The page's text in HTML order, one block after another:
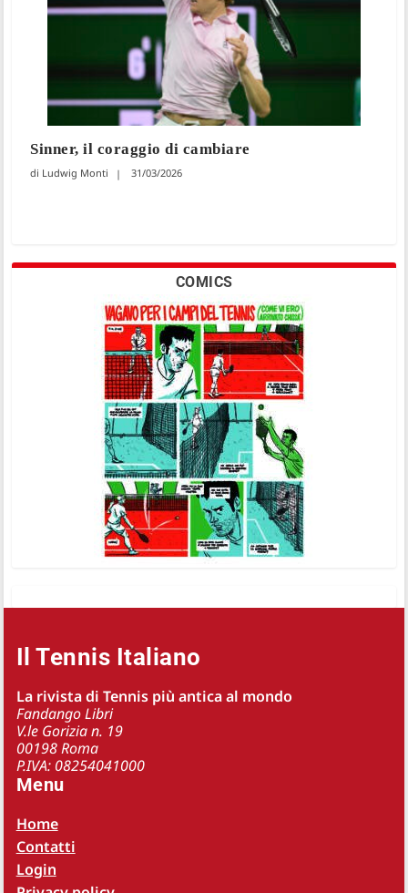
Sinner, il coraggio di cambiare
Ludwig Monti 31/03/2026
COMICS
Il Tennis Italiano
La rivista di Tennis più antica al mondo
Fandango Libri
V.le Gorizia n. 19
00198 Roma
P.IVA: 08254041000
Menu
Home
Contatti
Login